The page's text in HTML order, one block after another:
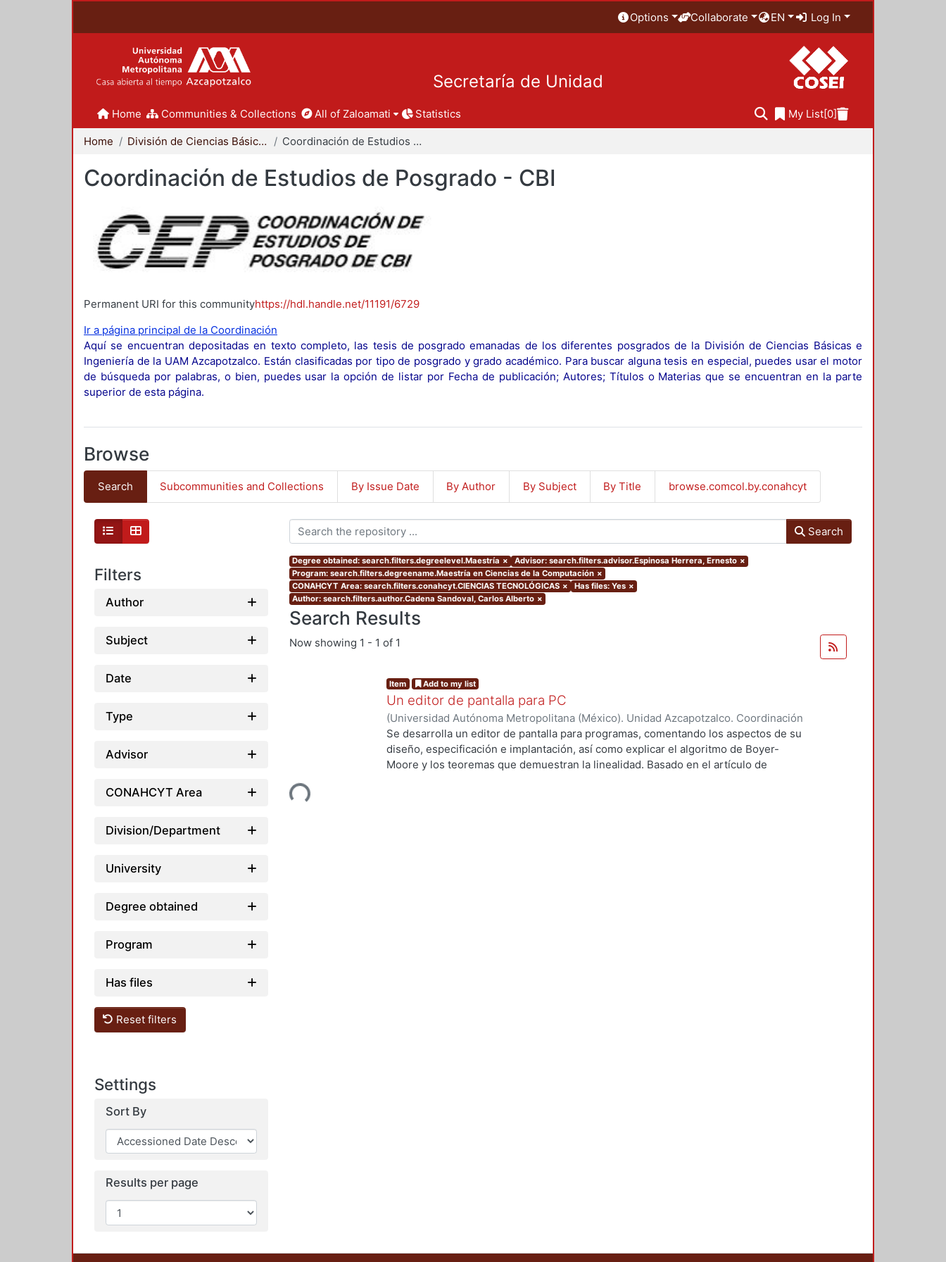
Options Collaborate EN Log In
Secretaría de Unidad
Home Communities & Collections All of Zaloamati Statistics My List[0]
Home División de Ciencias Básicas e Ingeniería Coordinación de Estudios de Posgrado - CBI
Coordinación de Estudios de Posgrado - CBI
Permanent URI for this communityhttps://hdl.handle.net/11191/6729
Ir a página principal de la Coordinación
Aquí se encuentran depositadas en texto completo, las tesis de posgrado emanadas de los diferentes posgrados de la División de Ciencias Básicas e
Ingeniería de la UAM Azcapotzalco. Están clasificadas por tipo de posgrado y grado académico. Para buscar alguna tesis en especial, puedes usar el motor
de búsqueda por palabras, o bien, puedes usar la opción de listar por Fecha de publicación; Autores; Títulos o Materias que se encuentran en la parte
superior de esta página.
Browse
Search Subcommunities and Collections By Issue Date By Author By Subject By Title browse.comcol.by.conahcyt
Filters
Author
Subject
Date
Type
Advisor
CONAHCYT Area
Division/Department
University
Degree obtained
Program
Has files
Reset filters
Settings
Sort By
Results per page
Search
Degree obtained: search.filters.degreelevel.Maestría × Advisor: search.filters.advisor.Espinosa Herrera, Ernesto ×
Program: search.filters.degreename.Maestría en Ciencias de la Computación ×
CONAHCYT Area: search.filters.conahcyt.CIENCIAS TECNOLÓGICAS × Has files: Yes ×
Author: search.filters.author.Cadena Sandoval, Carlos Alberto ×
Search Results
Now showing 1 - 1 of 1
Loading...
Item Add to my list
Un editor de pantalla para PC
(Universidad Autónoma Metropolitana (México). Unidad Azcapotzalco. Coordinación
de Servicios de Información.,1991-09)Cadena Sandoval, Carlos Alberto
Se desarrolla un editor de pantalla para programas, comentando los aspectos de su
diseño, especificación e implantación, así como explicar el algoritmo de Boyer-
Moore y los teoremas que demuestran la linealidad. Basado en el artículo de